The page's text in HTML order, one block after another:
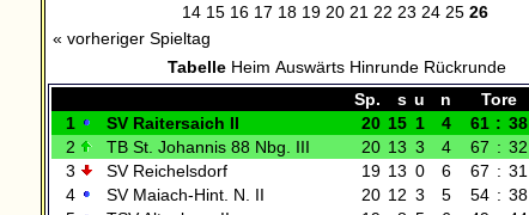
14 15 16 17 18 19 20 21 22 23 24 25 26
« vorheriger Spieltag
Tabelle Heim Auswärts Hinrunde Rückrunde
Sp.
s u n Tore
1
SV Raitersaich II 20 15 1 4 61 : 38
2
TB St. Johannis 88 Nbg. III 20 13 3 4 67 : 32
3
SV Reichelsdorf 19 13 0 6 67 : 31
4
SV Maiach-Hint. N. II 20 12 3 5 54 : 38